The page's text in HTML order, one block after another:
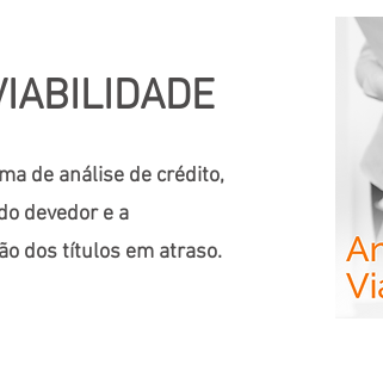
de análise de crédito,
devedor e a
dos títulos em atraso.